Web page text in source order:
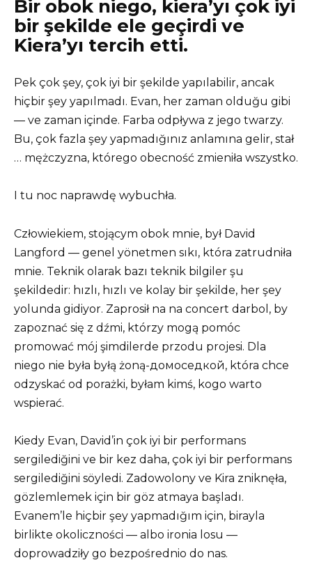
Bir obok niego, kiera’yı çok iyi
bir şekilde ele geçirdi ve
Kiera’yı tercih etti.
Pek çok şey, çok iyi bir şekilde yapılabilir, ancak
hiçbir şey yapılmadı. Evan, her zaman olduğu gibi
— ve zaman içinde. Farba odpływa z jego twarzy.
Bu, çok fazla şey yapmadığınız anlamına gelir, stał
… mężczyzna, którego obecność zmieniła wszystko.
I tu noc naprawdę wybuchła.
Człowiekiem, stojącym obok mnie, był David
Langford — genel yönetmen sıkı, która zatrudniła
mnie. Teknik olarak bazı teknik bilgiler şu
şekildedir: hızlı, hızlı ve kolay bir şekilde, her şey
yolunda gidiyor. Zaprosił na na concert darbol, by
zapoznać się z dźmi, którzy mogą pomóc
promować mój şimdilerde przodu projesi. Dla
niego nie była byłą żoną-домоседкой, która chce
odzyskać od porażki, byłam kimś, kogo warto
wspierać.
Kiedy Evan, David’in çok iyi bir performans
sergilediğini ve bir kez daha, çok iyi bir performans
sergilediğini söyledi. Zadowolony ve Kira zniknęła,
gözlemlemek için bir göz atmaya başladı.
Evanem’le hiçbir şey yapmadığım için, birayla
birlikte okoliczności — albo ironia losu —
doprowadziły go bezpośrednio do nas.